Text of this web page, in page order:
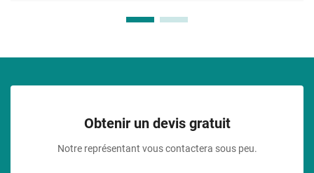
Obtenir un devis gratuit
Notre représentant vous contactera sous peu.